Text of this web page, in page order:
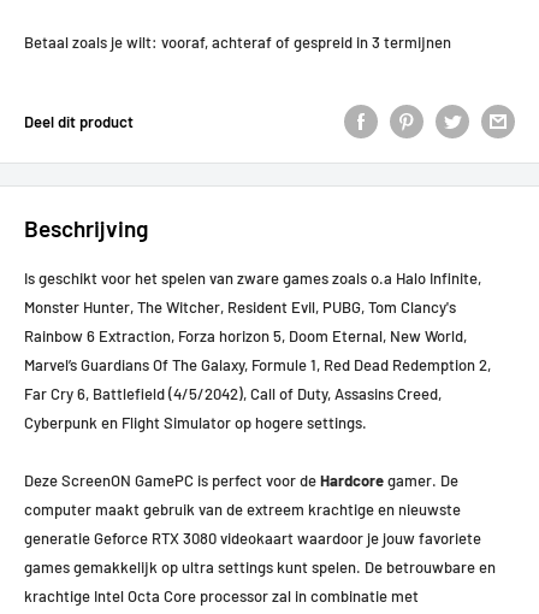
Betaal zoals je wilt: vooraf, achteraf of gespreid in 3 termijnen
Deel dit product
Beschrijving
Is geschikt voor het spelen van zware games zoals o.a Halo Infinite,
Monster Hunter, The Witcher, Resident Evil, PUBG, Tom Clancy's
Rainbow 6 Extraction, Forza horizon 5, Doom Eternal, New World,
Marvel’s Guardians Of The Galaxy, Formule 1, Red Dead Redemption 2,
Far Cry 6, Battlefield (4/5/2042), Call of Duty, Assasins Creed,
Cyberpunk en Flight Simulator op hogere settings.
Deze ScreenON GamePC is perfect voor deHardcoregamer. De
computer maakt gebruik van de extreem krachtige en nieuwste
generatie Geforce RTX 3080 videokaart waardoor je jouw favoriete
games gemakkelijk op ultra settings kunt spelen. De betrouwbare en
krachtige Intel Octa Core processor zal in combinatie met